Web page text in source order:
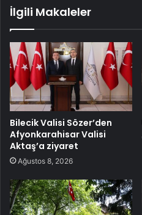
İlgili Makaleler
Bilecik Valisi Sözer’den
Afyonkarahisar Valisi
Aktaş’a ziyaret
Ağustos 8, 2026